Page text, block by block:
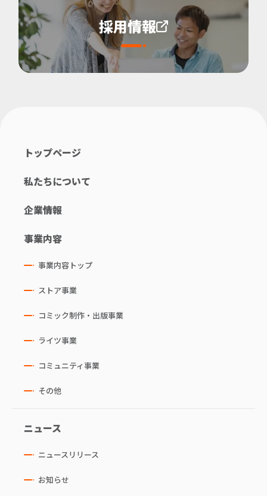
採用情報
トップページ
私たちについて
企業情報
事業内容
事業内容トップ
ストア事業
コミック制作・出版事業
ライツ事業
コミュニティ事業
その他
ニュース
ニュースリリース
お知らせ